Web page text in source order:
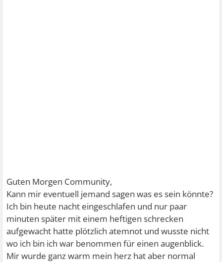
Guten Morgen Community,
Kann mir eventuell jemand sagen was es sein könnte?
Ich bin heute nacht eingeschlafen und nur paar
minuten später mit einem heftigen schrecken
aufgewacht hatte plötzlich atemnot und wusste nicht
wo ich bin ich war benommen für einen augenblick.
Mir wurde ganz warm mein herz hat aber normal